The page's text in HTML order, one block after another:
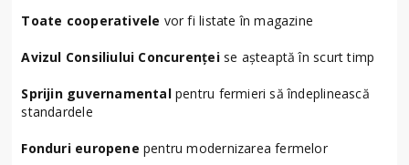
Toate cooperativele vor fi listate în magazine
Avizul Consiliului Concurențeise așteaptă în scurt timp
Sprijin guvernamentalpentru fermieri să îndeplinească
standardele
Fonduri europene pentru modernizarea fermelor